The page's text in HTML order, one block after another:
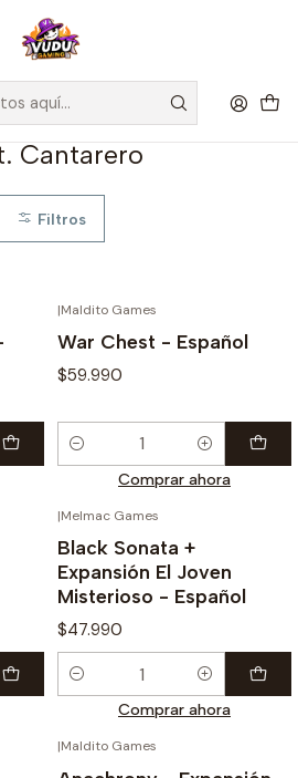
Envío GRATIS a Regiones sobre
Dist. Cantarero
Cantarero
Filtros
|Maldito Games
War Chest - Español
$59.990
Cantidad
Comprar ahora
|Melmac Games
Black Sonata +
Expansión El Joven
Misterioso - Español
$47.990
Cantidad
Comprar ahora
|Maldito Games